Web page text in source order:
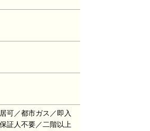
可／都市ガス／即入
証人不要／二階以上